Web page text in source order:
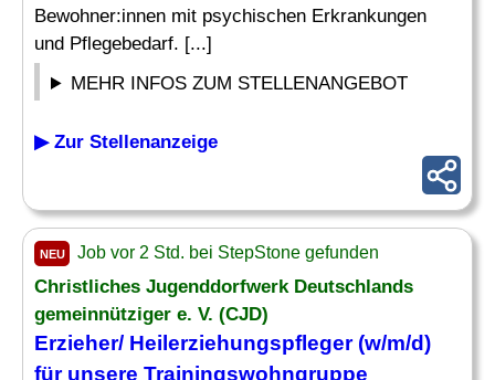
Bewohner:innen mit psychischen Erkrankungen
und Pflegebedarf. [...]
MEHR INFOS ZUM STELLENANGEBOT
▶ Zur Stellenanzeige
NEU Job vor 2 Std. bei StepStone gefunden
Christliches Jugenddorfwerk Deutschlands
gemeinnütziger e. V. (CJD)
Erzieher/ Heilerziehungspfleger(w/m/d)
für unsere Trainingswohngruppe